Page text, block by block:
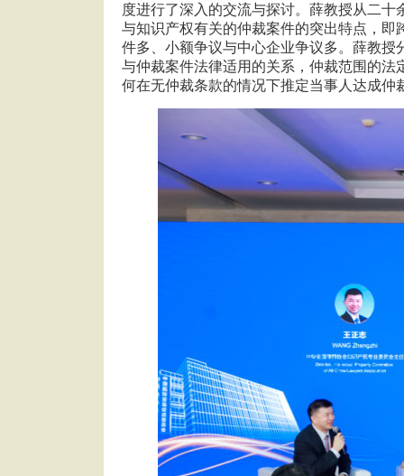
度进行了深入的交流与探讨。薛教授从二十
与知识产权有关的仲裁案件的突出特点，即
件多、小额争议与中心企业争议多。薛教授
与仲裁案件法律适用的关系，仲裁范围的法
何在无仲裁条款的情况下推定当事人达成仲